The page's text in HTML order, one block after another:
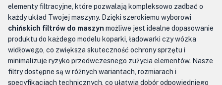
elementy filtracyjne, które pozwalają kompleksowo zadbać o
każdy układ Twojej maszyny. Dzięki szerokiemu wyborowi
chińskich filtrów do maszyn możliwe jest idealne dopasowanie
produktu do każdego modelu koparki, ładowarki czy wózka
widłowego, co zwiększa skuteczność ochrony sprzętu i
minimalizuje ryzyko przedwczesnego zużycia elementów. Nasze
filtry dostępne są w różnych wariantach, rozmiarach i
specyfikacjach technicznych, co ułatwia dobór odpowiedniego